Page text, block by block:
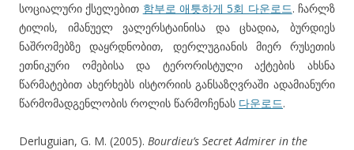
სოციალური ქსელებით 함부로 애틋하게 5회 다운로드. ჩარლზ
ტილის, იმანუელ ვალერსტაინისა და ცხადია, ბურდიეს
ნაშრომებზე დაყრდნობით, დერლუგიანის მიერ რუსეთის
ეთნიკური ომებისა და ტერორისტული აქტების ახსნა
წარმატებით ახერხებს ისტორიის განსაზღვრაში ადამიანური
წარმომადგენლობის როლის წარმოჩენას 다운로드.
Derluguian, G. M. (2005). Bourdieu’s Secret Admirer in the